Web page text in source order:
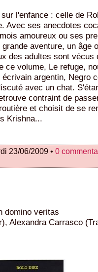
l'enfance : celle de
Avec ses anecdotes
amoureux ou ses
aventure, un âge
des adultes sont vécus
ce volume, Le refuge,
argentin, Negro
avec un chat.
contraint de
et choisit de se
Krishna...
23/06/2009 • 0
domino veritas
Alexandra Carrasco